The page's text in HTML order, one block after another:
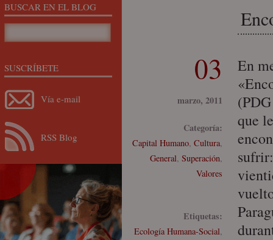
03
marzo, 2011
Categoría:
Capital Humano, Cultura,
General, Superación,
Valores
Etiquetas:
Ecología Humana-Social,
En
que
BUSCAR EN EL BLOG
SUSCRÍBETE
Vía e-mail
RSS Blog